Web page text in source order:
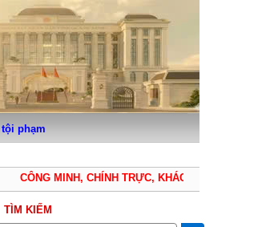
phạm
CÔNG MINH, CHÍNH TRỰC, KHÁCH QUAN, THẬN
TÌM KIẾM